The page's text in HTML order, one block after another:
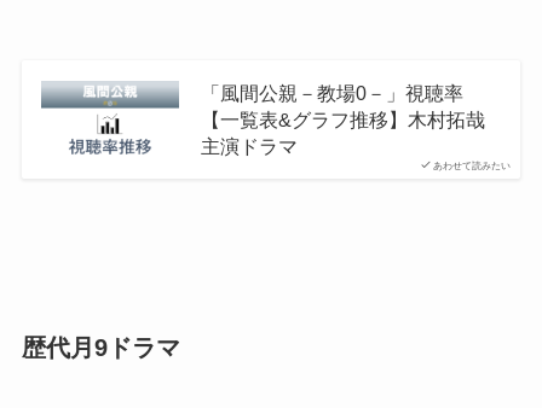
あわせて読みたい
「風間公親－教場0－」視聴率
【一覧表&グラフ推移】木村拓哉
主演ドラマ
歴代月9ドラマ